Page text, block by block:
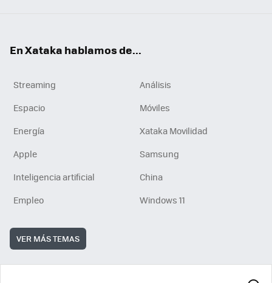
En Xataka hablamos de...
Streaming
Análisis
Espacio
Móviles
Energía
Xataka Movilidad
Apple
Samsung
Inteligencia artificial
China
Empleo
Windows 11
VER MÁS TEMAS